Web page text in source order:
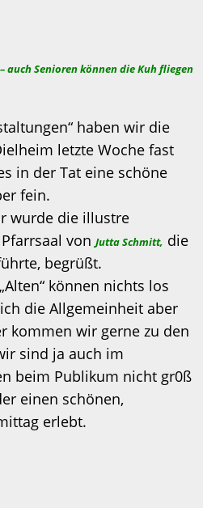
auch Senioren können die Kuh fliegen
haben wir die
letzte Woche fast
in der Tat eine schöne
fein.
wurde die illustre
von Jutta Schmitt, die
begrüßt.
können nichts los
die Allgemeinheit aber
kommen wir gerne zu den
sind ja auch im
beim Publikum nicht gr0ß
einen schönen,
erlebt.